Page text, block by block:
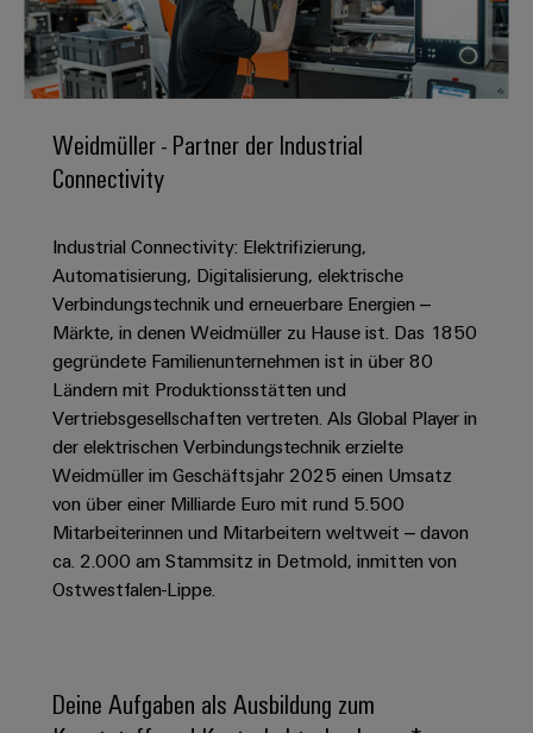
erlebbar
werden.
Datencenter
und
Produkte
für
effizient,
zuverlässig,
skalierbar
Energiespeicher
Lösungen
und
Produkte
Energiespeichersysteme
(ESS)
Energieübertragung
und
-
Sicherheit
für
Anschlusstechnologie
DC-
u-
OS
Computing
Industrial
5G
Single
Pair
Ethernet
Schaltschrank-
und
Feldebene
Smart
Leiterplattenklemmen
Gehäusesysteme
und
komponenten
und
-
komponenten
Anschlussleitungen,
Patchkabel
und
Kabel
SPS
Systemverkabelung
&
Migrationslösungen
Verteilerboxen
Fast
Delivery
Beratung
und
digitale
Planung
easyConnect
-
Ihre
Industrial
Service
Platform
Connectivity
Consulting
Weidmüller
Vertrieb uns
Promotionfahrzeug
Distribution
für
unsere
Partner
Vertrieb
Großhandelssuche
News
Messen
Newsletter
Kundenservice
Weidmüller
Zahlen
Fakten
Unser
Nachhaltigkeit
Weidmüller
Academy
People
&
Culture
Compliance
Weidmüller
Welt
|
Stellen
für
Berufserfahrene
Für
Werkstudententätigkeiten
Praktika
Abschlussarbeiten
Neuanfang
für
Studienabbrecher
Offene
Stellen
für
Für
Weidmüller - Partner der Industrial
Connectivity
Industrial Connectivity: Elektrifizierung,
Automatisierung, Digitalisierung, elektrische
Verbindungstechnik und erneuerbare Energien –
Märkte, in denen Weidmüller zu Hause ist. Das 1850
gegründete Familienunternehmen ist in über 80
Ländern mit Produktionsstätten und
Vertriebsgesellschaften vertreten. Als Global Player in
der elektrischen Verbindungstechnik erzielte
Weidmüller im Geschäftsjahr 2025 einen Umsatz
von über einer Milliarde Euro mit rund 5.500
Mitarbeiterinnen und Mitarbeitern weltweit – davon
ca. 2.000 am Stammsitz in Detmold, inmitten von
Ostwestfalen-Lippe.
Deine Aufgaben als Ausbildung zum